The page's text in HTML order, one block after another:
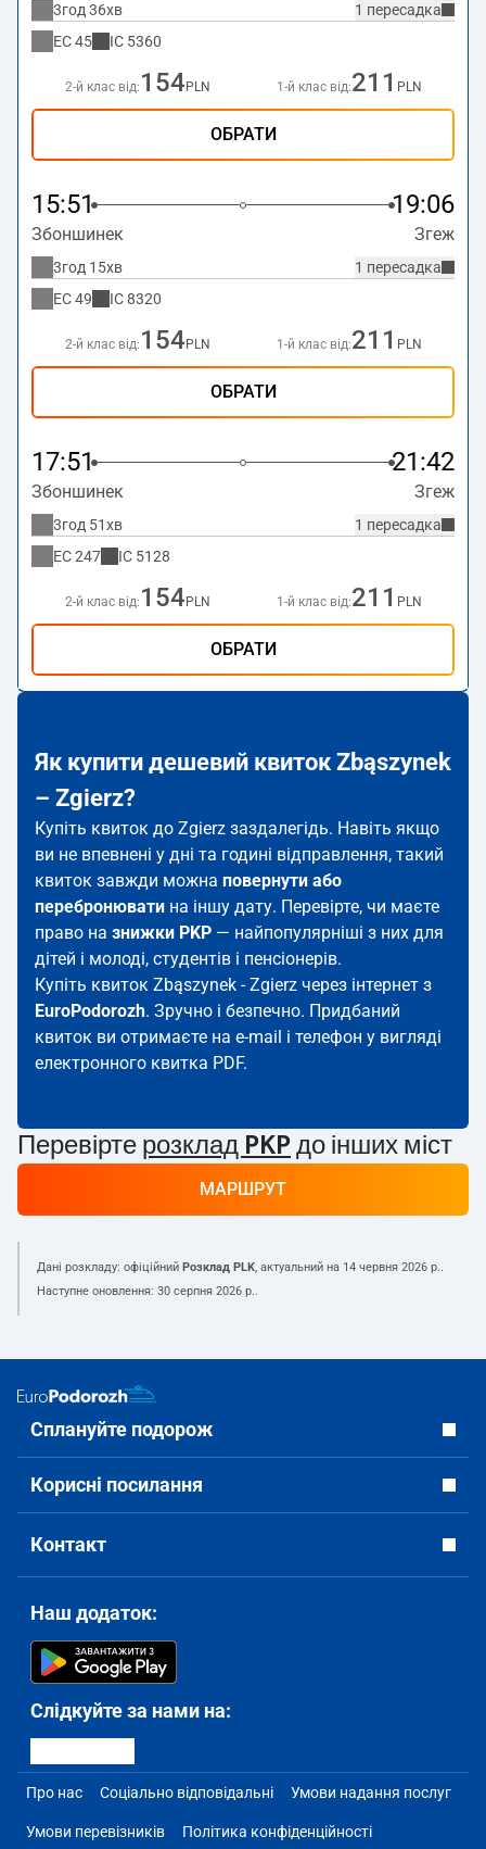
1 пересадка
3год 36хв
EC45 IC 5360
2-й клас від: 154 PLN 1-й клас від:211 PLN
ОБРАТИ
15:51 19:06
Збоншинек Згеж
1 пересадка
3год 15хв
EC49 IC8320
2-й клас від: 154 PLN 1-й клас від:211 PLN
ОБРАТИ
17:51 21:42
Збоншинек Згеж
1 пересадка
3год 51хв
EC247 IC 5128
2-й клас від: 154 PLN 1-й клас від:211 PLN
ОБРАТИ
Як купити дешевий квиток Zbąszynek
– Zgierz?
Купіть квиток до Zgierz заздалегідь. Навіть якщо
ви не впевнені у дні та годині відправлення, такий
квиток завжди можна повернути або
перебронювати на іншу дату. Перевірте, чи маєте
право на знижки PKP — найпопулярніші з них для
дітей і молоді, студентів і пенсіонерів.
Купіть квиток Zbąszynek - Zgierz через інтернет з
EuroPodorozh. Зручно і безпечно. Придбаний
квиток ви отримаєте на e-mail і телефон у вигляді
електронного квитка PDF.
Перевірте розклад PKP до інших міст
МАРШРУТ
Дані розкладу: офіційний Розклад PLK, актуальний на 14 червня 2026 р..
Наступне оновлення: 30 серпня 2026 р..
Сплануйте подорож
Корисні посилання
Контакт
Наш додаток:
Слідкуйте за нами на:
Про нас Соціально відповідальні Умови надання послуг
Умови перевізників Політика конфіденційності